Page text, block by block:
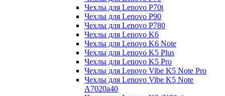
Чехлы для Lenovo P70t
Чехлы для Lenovo P90
Чехлы для Lenovo P780
Чехлы для Lenovo K6
Чехлы для Lenovo K6 Note
Чехлы для Lenovo K5 Plus
Чехлы для Lenovo K5 Pro
Чехлы для Lenovo Vibe K5 Note Pro
Чехлы для Lenovo Vibe K5 Note
A7020a40